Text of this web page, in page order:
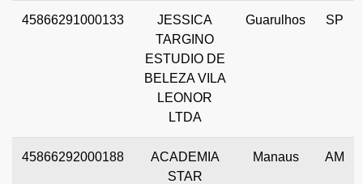
45866291000133
JESSICA
TARGINO
ESTUDIO DE
BELEZA VILA
LEONOR
LTDA
Guarulhos SP
45866292000188
ACADEMIA
STAR
Manaus AM